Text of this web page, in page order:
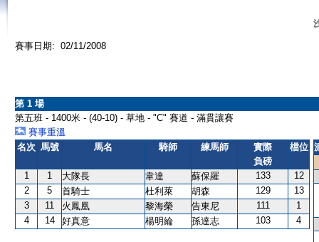
賽事日期: 02/11/2008
第 1 場
第五班 - 1400米 - (40-10) - 草地 - "C" 賽道 - 滿貫讓賽
賽事重溫
名次 馬號 馬名 騎師 練馬師
實際
負磅
檔位
1 1 大隊長 韋達 蘇保羅 133
12
2
5 首騎士 杜利萊 胡森 129
13
3
11 火鳳凰 黎海榮 告東尼 111
1
4
14 好真意 楊明綸 孫達志 103 4